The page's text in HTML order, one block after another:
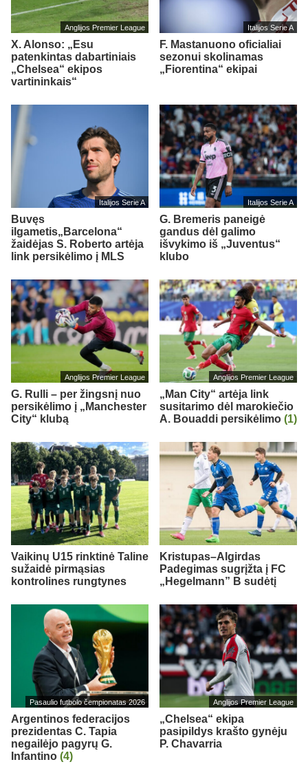
Anglijos Premier League
X. Alonso: „Esu
patenkintas dabartiniais
„Chelsea“ ekipos
vartininkais“
Italijos Serie A
F. Mastanuono oficialiai
sezonui skolinamas
„Fiorentina“ ekipai
Italijos Serie A
Buvęs
ilgametis„Barcelona“
žaidėjas S. Roberto artėja
link persikėlimo į MLS
Italijos Serie A
G. Bremeris paneigė
gandus dėl galimo
išvykimo iš „Juventus“
klubo
Anglijos Premier League
G. Rulli – per žingsnį nuo
persikėlimo į „Manchester
City“ klubą
Anglijos Premier League
„Man City“ artėja link
susitarimo dėl marokiečio
A. Bouaddi persikėlimo (1)
Vaikinų U15 rinktinė Taline
sužaidė pirmąsias
kontrolines rungtynes
Kristupas–Algirdas
Padegimas sugrįžta į FC
„Hegelmann” B sudėtį
Pasaulio futbolo čempionatas 2026
Argentinos federacijos
prezidentas C. Tapia
negailėjo pagyrų G.
Infantino (4)
Anglijos Premier League
„Chelsea“ ekipa
pasipildys krašto gynėju
P. Chavarria